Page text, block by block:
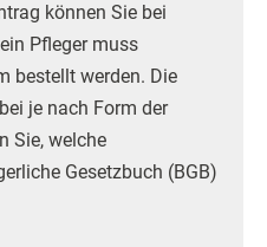
können Sie bei
Pfleger muss
bestellt werden. Die
je nach Form der
Sie, welche
Gesetzbuch (BGB)